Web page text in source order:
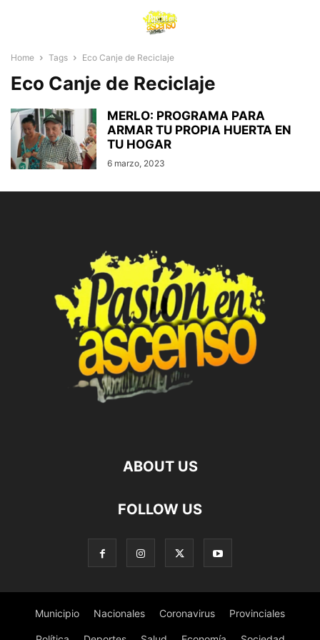
Home Tags Eco Canje de Reciclaje
Eco Canje de Reciclaje
MERLO: PROGRAMA PARA
ARMAR TU PROPIA HUERTA EN
TU HOGAR
6 marzo, 2023
ABOUT US
FOLLOW US
Municipio Nacionales Coronavirus Provinciales